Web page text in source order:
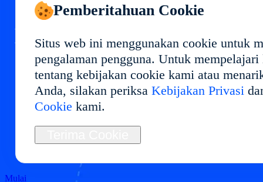
Mulai Cloud Phone Anda
di
Terapkan lingkungan cloud phone di dengan
performa stabil dan penggunaan fleksibel.
Ideal untuk manajemen multi-akun, pengujian
aplikasi, otomasi, dan operasi jangka panjang.
Mulai
Pemberitahuan Cookie
Situs web ini menggunakan cookie untuk
pengalaman pengguna. Untuk
tentang kebijakan cookie kami atau
Anda, silakan periksa Kebijakan Privasi
Cookie kami.